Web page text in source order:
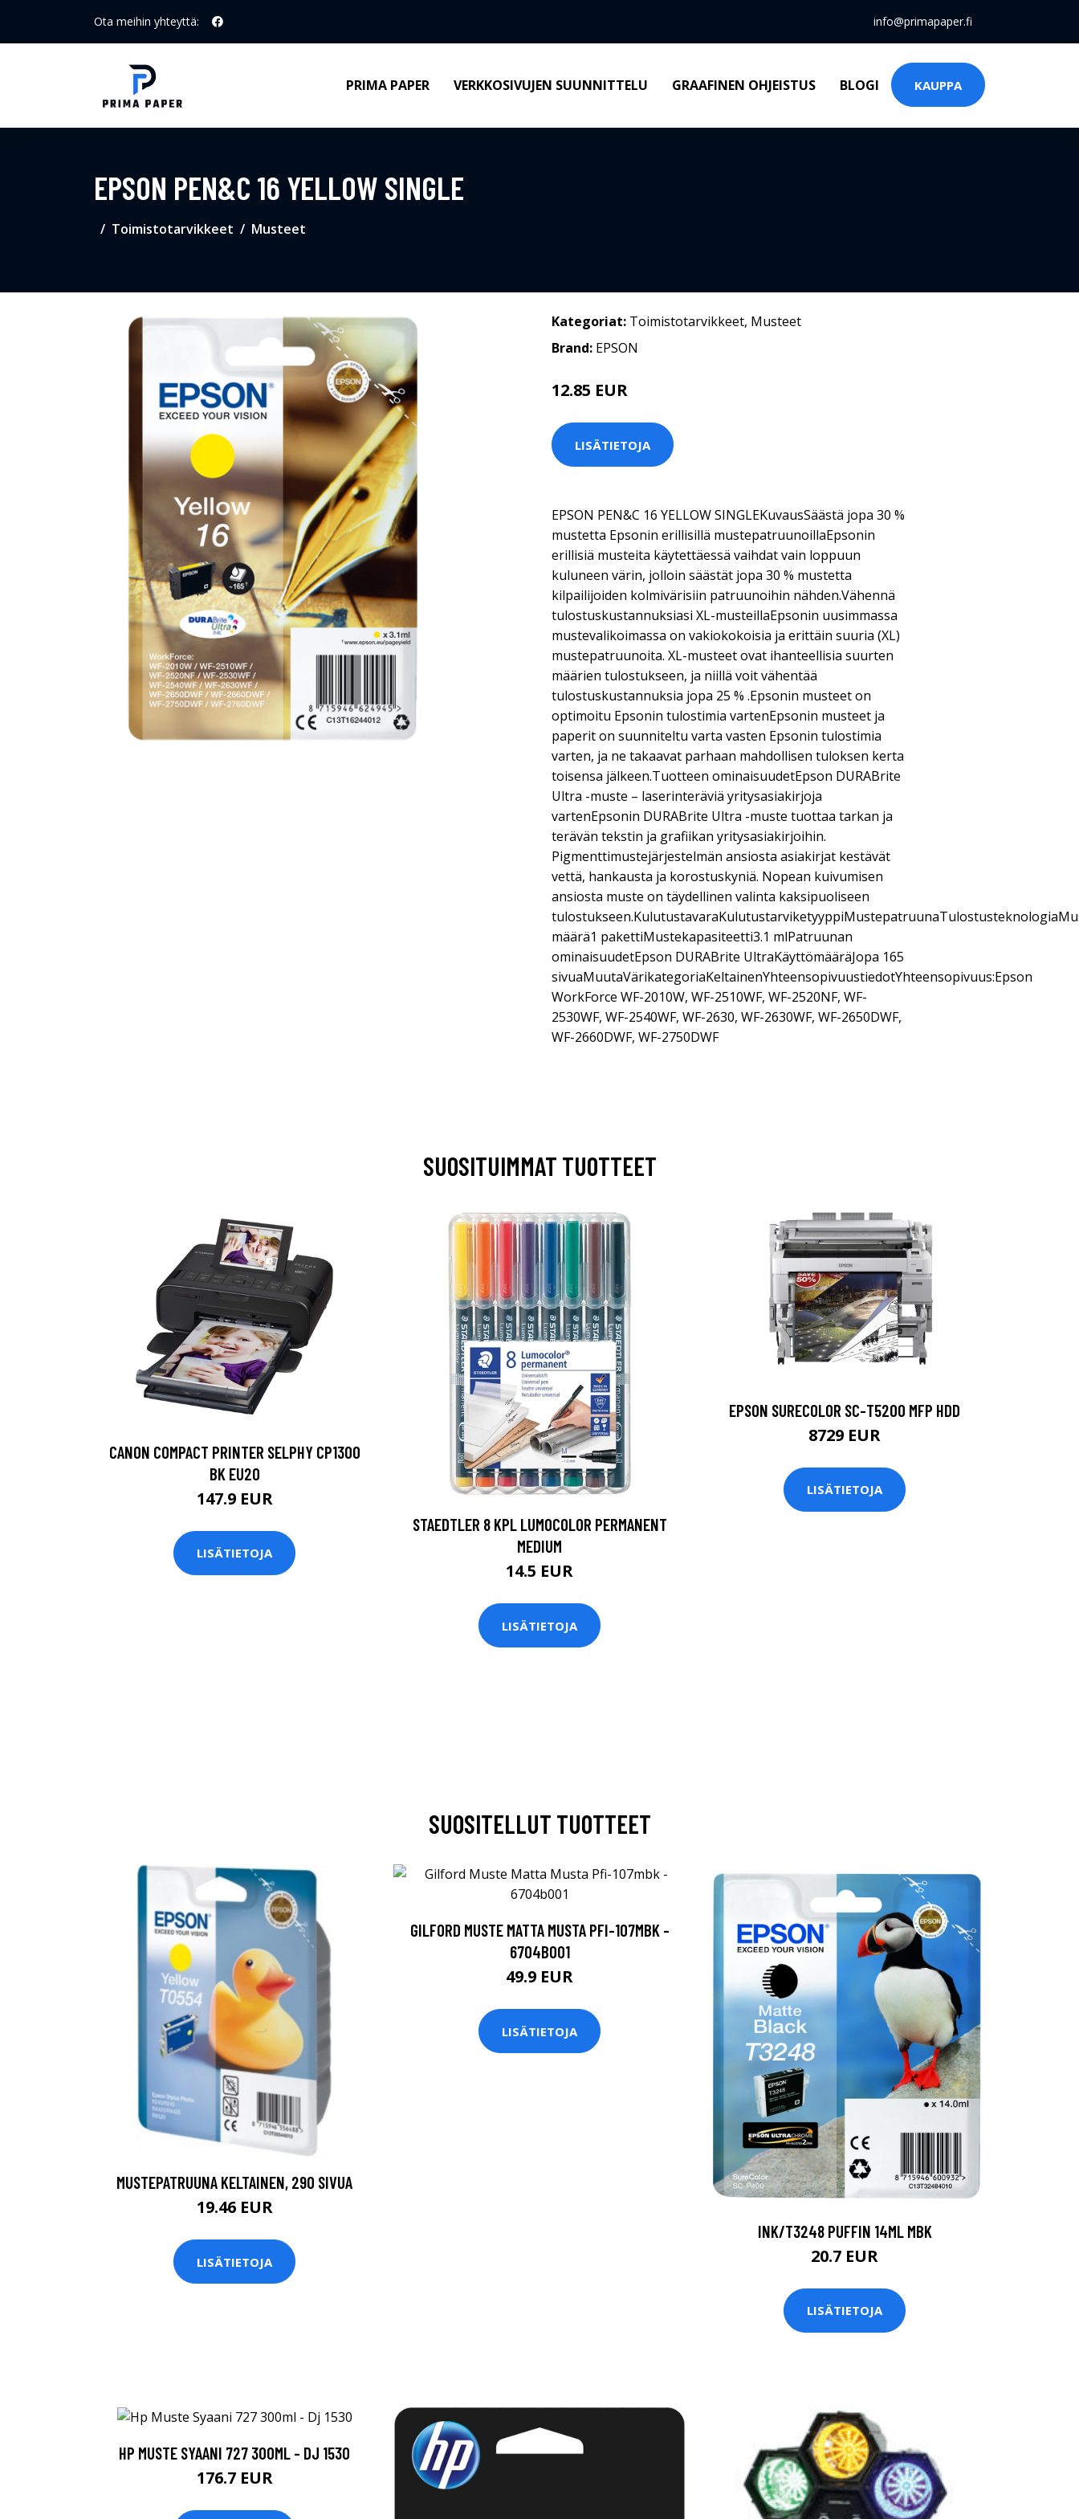
Ota meihin yhteyttä: info@primapaper.fi
PRIMA PAPER VERKKOSIVUJEN SUUNNITTELU GRAAFINEN OHJEISTUS BLOGI KAUPPA
EPSON PEN&C 16 YELLOW SINGLE
Toimistotarvikkeet Musteet
Kategoriat: Toimistotarvikkeet, Musteet
Brand: EPSON
12.85 EUR
LISÄTIETOJA
EPSON PEN&C 16 YELLOW SINGLEKuvausSäästä jopa 30 %
mustetta Epsonin erillisillä mustepatruunoillaEpsonin
erillisiä musteita käytettäessä vaihdat vain loppuun
kuluneen värin, jolloin säästät jopa 30 % mustetta
kilpailijoiden kolmivärisiin patruunoihin nähden.Vähennä
tulostuskustannuksiasi XL-musteillaEpsonin uusimmassa
mustevalikoimassa on vakiokokoisia ja erittäin suuria (XL)
mustepatruunoita. XL-musteet ovat ihanteellisia suurten
määrien tulostukseen, ja niillä voit vähentää
tulostuskustannuksia jopa 25 % .Epsonin musteet on
optimoitu Epsonin tulostimia vartenEpsonin musteet ja
paperit on suunniteltu varta vasten Epsonin tulostimia
varten, ja ne takaavat parhaan mahdollisen tuloksen kerta
toisensa jälkeen.Tuotteen ominaisuudetEpson DURABrite
Ultra -muste – laserinteräviä yritysasiakirjoja
vartenEpsonin DURABrite Ultra -muste tuottaa tarkan ja
terävän tekstin ja grafiikan yritysasiakirjoihin.
Pigmenttimustejärjestelmän ansiosta asiakirjat kestävät
vettä, hankausta ja korostuskyniä. Nopean kuivumisen
ansiosta muste on täydellinen valinta kaksipuoliseen
määrä1 pakettiMustekapasiteetti3.1 mlPatruunan
ominaisuudetEpson DURABrite UltraKäyttömääräJopa 165
sivuaMuutaVärikategoriaKeltainenYhteensopivuustiedotYhteensopivuus:Epson
WorkForce WF-2010W, WF-2510WF, WF-2520NF, WF-
2530WF, WF-2540WF, WF-2630, WF-2630WF, WF-2650DWF,
WF-2660DWF, WF-2750DWF
SUOSITUIMMAT TUOTTEET
CANON COMPACT PRINTER SELPHY CP1300
BK EU20
147.9 EUR
LISÄTIETOJA
STAEDTLER 8 KPL LUMOCOLOR PERMANENT
MEDIUM
14.5 EUR
LISÄTIETOJA
EPSON SURECOLOR SC-T5200 MFP HDD
8729 EUR
LISÄTIETOJA
SUOSITELLUT TUOTTEET
MUSTEPATRUUNA KELTAINEN, 290 SIVUA
19.46 EUR
LISÄTIETOJA
GILFORD MUSTE MATTA MUSTA PFI-107MBK -
6704B001
49.9 EUR
LISÄTIETOJA
INK/T3248 PUFFIN 14ML MBK
20.7 EUR
LISÄTIETOJA
HP MUSTE SYAANI 727 300ML - DJ 1530
176.7 EUR